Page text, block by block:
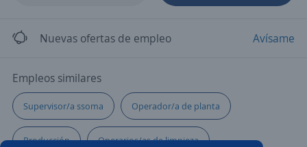
Nuevas ofertas de empleo Avísame
Empleos similares
Supervisor/a ssoma Operador/a de planta
Producción Operarios/as de limpieza